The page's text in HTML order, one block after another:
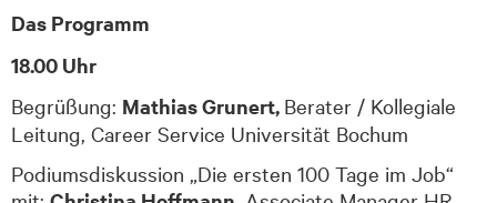
Das Programm
18.00 Uhr
Begrüßung: Mathias Grunert, Berater / Kollegiale
Leitung, Career Service Universität Bochum
Podiumsdiskussion „Die ersten 100 Tage im Job“